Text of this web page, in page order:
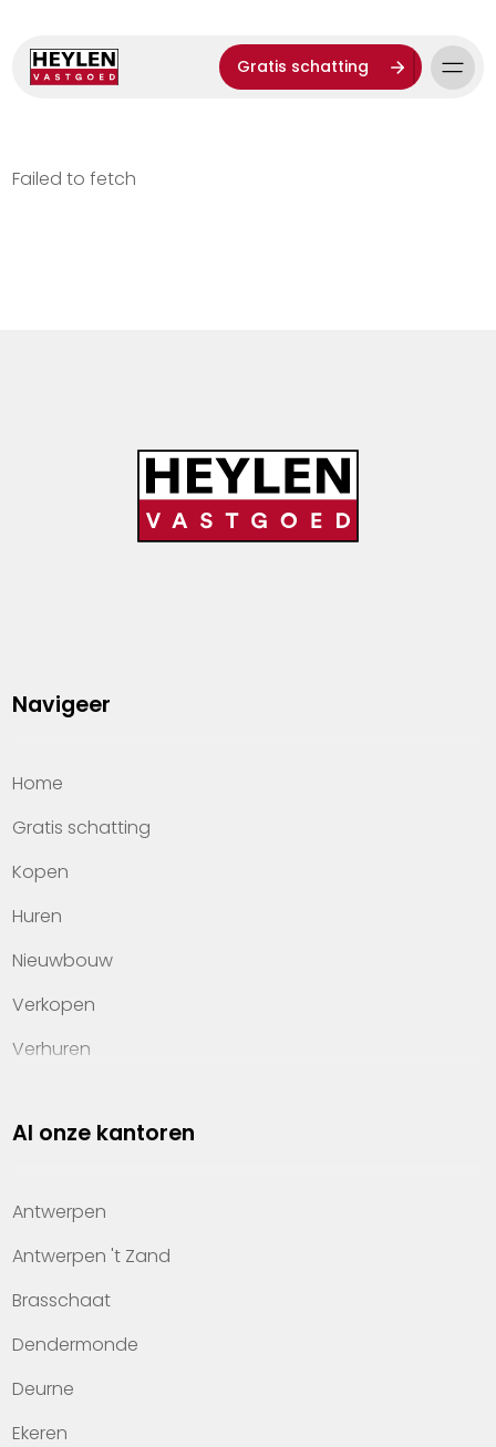
Gratis schatting
Failed to fetch
Navigeer
Home
Gratis schatting
Kopen
Huren
Nieuwbouw
Verkopen
Verhuren
Property management
Kennis van wonen
Kantoren
Veelgestelde vragen
Werken bij Heylen Vastgoed
Contact
Al onze kantoren
Antwerpen
Antwerpen 't Zand
Brasschaat
Dendermonde
Deurne
Ekeren